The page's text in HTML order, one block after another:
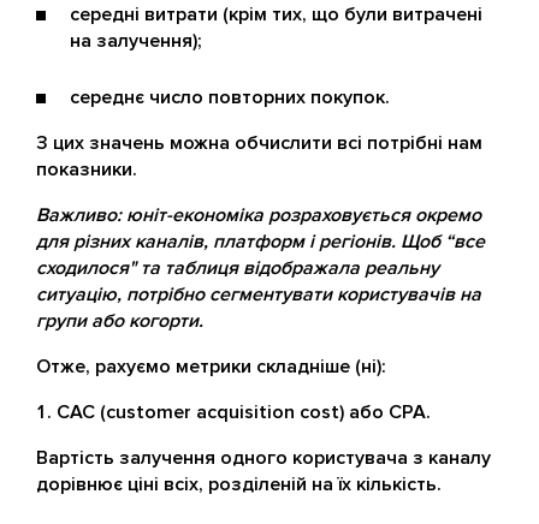
середні витрати (крім тих, що були витрачені
на залучення);
середнє число повторних покупок.
З цих значень можна обчислити всі потрібні нам
показники.
Важливо: юніт-економіка розраховується окремо
для різних каналів, платформ і регіонів. Щоб “все
сходилося" та таблиця відображала реальну
ситуацію, потрібно сегментувати користувачів на
групи або когорти.
Отже, рахуємо метрики складніше (ні):
CAC (customer acquisition cost) або CPA.
Вартість залучення одного користувача з каналу
дорівнює ціні всіх, розділеній на їх кількість.